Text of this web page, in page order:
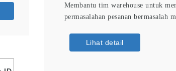
Membantu tim warehouse untuk
permasalahan pesanan bermasalah
eksternal (ekspedisi) serta supporting
administrasi warehouse lainnya.
Lihat detail